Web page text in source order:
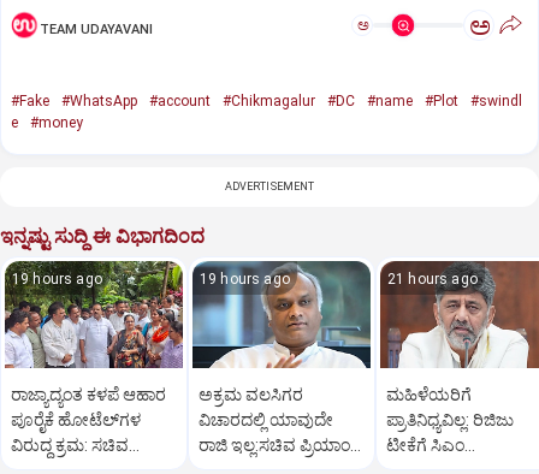
TEAM UDAYAVANI ಅ ಅ
#Fake #WhatsApp #account #Chikmagalur #DC #name #Plot
#swindl
e
#money
ADVERTISEMENT
ಇನ್ನಷ್ಟು ಸುದ್ದಿ ಈ ವಿಭಾಗದಿಂದ
19 hours ago
ರಾಜ್ಯಾದ್ಯಂತ ಕಳಪೆ ಆಹಾರ
ಪೂರೈಕೆ ಹೋಟೆಲ್‌ಗಳ
ವಿರುದ್ಧ ಕ್ರಮ: ಸಚಿವ
19 hours ago
ಅಕ್ರಮ ವಲಸಿಗರ
ವಿಚಾರದಲ್ಲಿ ಯಾವುದೇ
ರಾಜಿ ಇಲ್ಲ:ಸಚಿವ ಪ್ರಿಯಾಂಕ್
21 hours ago
ಮಹಿಳೆಯರಿಗೆ
ಪ್ರಾತಿನಿಧ್ಯವಿಲ್ಲ: ರಿಜಿಜು
ಟೀಕೆಗೆ ಸಿಎಂ